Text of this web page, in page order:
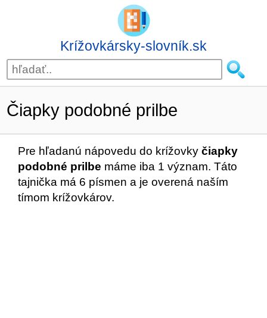
Krížovkársky-slovník.sk
Čiapky podobné prilbe
Pre hľadanú nápovedu do krížovky čiapky
podobné prilbe máme iba 1 význam. Táto
tajnička má 6 písmen a je overená naším
tímom krížovkárov.